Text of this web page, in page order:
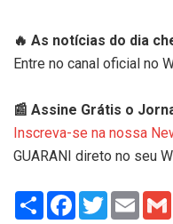
🔥 As notícias do dia
Entre no canal oficial no
📰 Assine Grátis o
Inscreva-se na nossa
GUARANI direto no seu
Share Facebook
TwitterEmail